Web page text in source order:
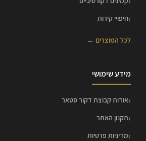
חיפויי קירות
לכל המוצרים ←
מידע שימושי
אודות קבוצת דקור סטאר
תקנון האתר
מדיניות פרטיות